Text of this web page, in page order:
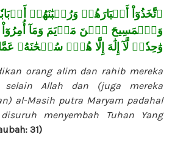
ٱتَّخَذُوٓاْ أَحۡبَارَهُمۡ وَرُهۡبَٰنَهُمۡ
وَٱلۡمَسِيحَ ٱبۡنَ مَرۡيَمَ وَمَآ أُمِرُوٓاْ
وَٰحِدٗاۖ لَّآ إِلَٰهَ إِلَّا هُوَۚ سُبۡحَٰنَهُۥ
orang alim dan rahib mereka
selain Allah dan (juga mereka
al-Masih putra Maryam padahal
menyembah Tuhan Yang
31)